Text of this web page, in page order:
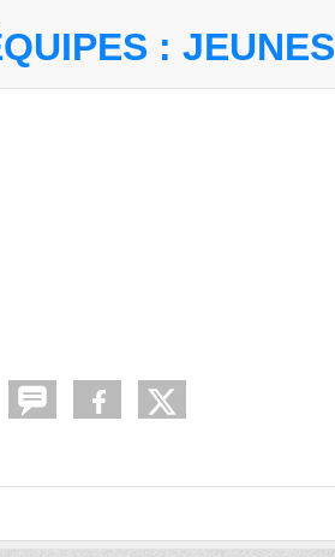
: JEUNES